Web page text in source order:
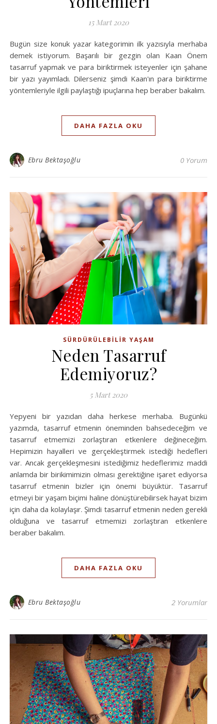
15 Mart 2020
Bugün size konuk yazar kategorimin ilk yazısıyla merhaba
demek istiyorum. Başarılı bir gezgin olan Kaan Önem
tasarruf yapmak ve para biriktirmek isteyenler için şahane
bir yazı yayımladı. Dilerseniz şimdi Kaan'ın para biriktirme
yöntemleriyle ilgili paylaştığı ipuçlarına hep beraber bakalım.
DAHA FAZLA OKU
Ebru Bektaşoğlu 0 Yorum
SÜRDÜRÜLEBILIR YAŞAM
Neden Tasarruf
Edemiyoruz?
5 Mart 2020
Yepyeni bir yazıdan daha herkese merhaba. Bugünkü
yazımda, tasarruf etmenin öneminden bahsedeceğim ve
tasarruf etmemizi zorlaştıran etkenlere değineceğim.
Hepimizin hayalleri ve gerçekleştirmek istediği hedefleri
var. Ancak gerçekleşmesini istediğimiz hedeflerimiz maddi
anlamda bir birikimimizin olması gerektiğine işaret ediyorsa
tasarruf etmenin bizler için önemi büyüktür. Tasarruf
etmeyi bir yaşam biçimi haline dönüştürebilirsek hayat bizim
için daha da kolaylaşır. Şimdi tasarruf etmenin neden gerekli
olduğuna ve tasarruf etmemizi zorlaştıran etkenlere
beraber bakalım.
DAHA FAZLA OKU
Ebru Bektaşoğlu 2 Yorumlar